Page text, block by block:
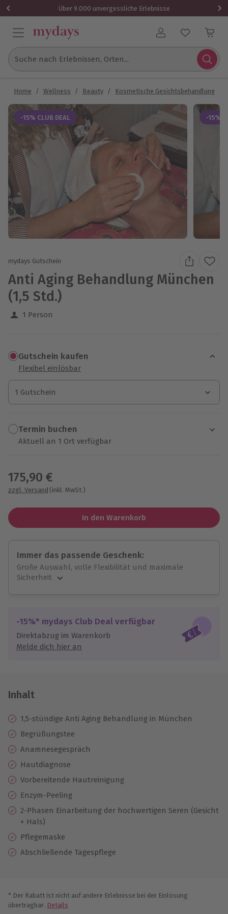
Über 9.000 unvergessliche Erlebnisse
Benutzerkonto
Suche nach Erlebnissen, Orten...
Home / Wellness / Beauty / Kosmetische Gesichtsbehandlung
-15% CLUB DEAL -15%
mydays Gutschein
Anti Aging Behandlung München
(1,5 Std.)
1 Person
Gutschein kaufen
Flexibel einlösbar
1 Gutschein
1 Gutschein
1 Gutschein
Termin buchen
Aktuell an 1 Ort verfügbar
175,90 €
zzgl. Versand (inkl. MwSt.)
In den Warenkorb
Immer das passende Geschenk:
Große Auswahl, volle Flexibilität und maximale
Sicherheit
Jeder Gutschein für alle Erlebnisse einlösbar.
Maximale Sicherheit
10 Jahre gültig & verlängerbar.
-15%* mydays Club Deal verfügbar
Direktabzug im Warenkorb
Melde dich hier an
Inhalt
1,5-stündige Anti Aging Behandlung in München
Begrüßungstee
Anamnesegespräch
Hautdiagnose
Vorbereitende Hautreinigung
Enzym-Peeling
2-Phasen Einarbeitung der hochwertigen Seren (Gesicht
+ Hals)
Pflegemaske
Abschließende Tagespflege
* Der Rabatt ist nicht auf andere Erlebnisse bei der Einlösung
übertragbar. Details